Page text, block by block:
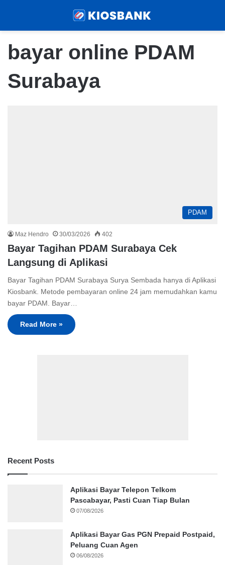
bayar online PDAM
Surabaya
PDAM
Maz Hendro 30/03/2026 402
Bayar Tagihan PDAM Surabaya Cek
Langsung di Aplikasi
Bayar Tagihan PDAM Surabaya Surya Sembada hanya di Aplikasi
Kiosbank. Metode pembayaran online 24 jam memudahkan kamu
bayar PDAM. Bayar…
Read More »
Recent Posts
Aplikasi Bayar Telepon Telkom
Pascabayar, Pasti Cuan Tiap Bulan
07/08/2026
Aplikasi Bayar Gas PGN Prepaid Postpaid,
Peluang Cuan Agen
06/08/2026